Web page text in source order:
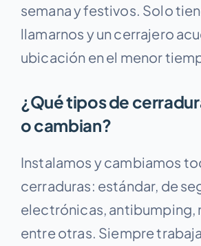
semana y festivos. Solo
llamarnos y un cerrajero
ubicación en el menor
¿Qué tipos de
o cambian?
Instalamos y cambiamos
cerraduras: estándar, de
electrónicas, antibumping,
entre otras. Siempre